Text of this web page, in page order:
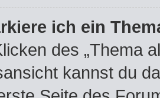
ich ein
des „Thema
kannst du